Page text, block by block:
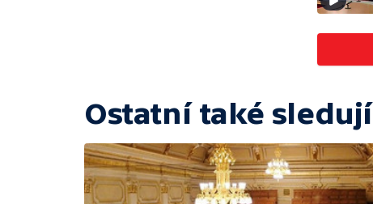
Ostatní také sledují